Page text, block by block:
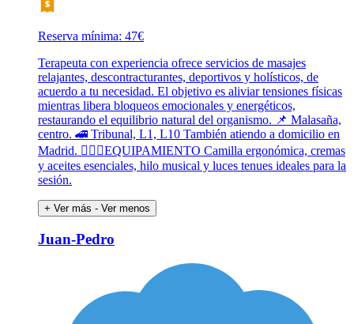
Reserva mínima: 47€
Terapeuta con experiencia ofrece servicios de masajes
relajantes, descontracturantes, deportivos y holísticos, de
acuerdo a tu necesidad. El objetivo es aliviar tensiones físicas
mientras libera bloqueos emocionales y energéticos,
restaurando el equilibrio natural del organismo. 📌 Malasaña,
centro. 🚄 Tribunal, L1, L10 También atiendo a domicilio en
Madrid. 💆🏻‍♂️EQUIPAMIENTO Camilla ergonómica, cremas
y aceites esenciales, hilo musical y luces tenues ideales para la
sesión.
+ Ver más - Ver menos
Juan-Pedro